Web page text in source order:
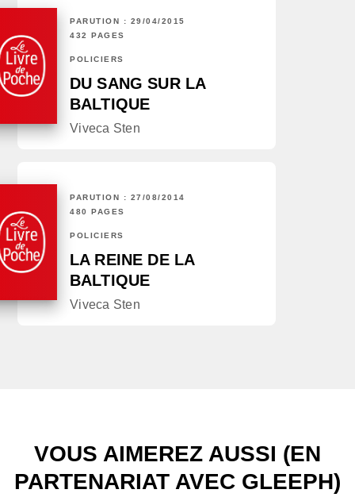
PARUTION : 29/04/2015
432 PAGES
POLICIERS
DU SANG SUR LA
BALTIQUE
Viveca Sten
PARUTION : 27/08/2014
480 PAGES
POLICIERS
LA REINE DE LA
BALTIQUE
Viveca Sten
VOUS AIMEREZ AUSSI (EN
PARTENARIAT AVEC GLEEPH)